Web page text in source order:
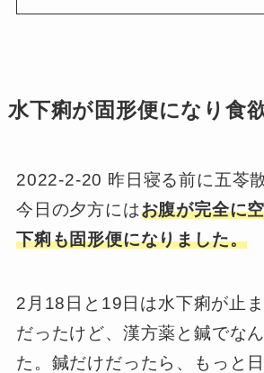
水下痢が固形便になり食
2022-2-20 昨日寝る前に五苓
今日の夕方にはお腹が完全に
下痢も固形便になりました。
2月18日と19日は水下痢が止
だったけど、漢方薬と鍼でな
た。鍼だけだったら、もっと